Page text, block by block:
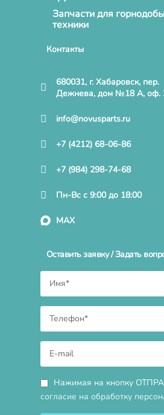
Запчасти для
техники
Контакты
680031, г. Хабаровск, пер.
Дежнева, дом №18 А, оф.
info@novusparts.ru
+7 (4212) 68-06-86
+7 (984) 298-74-68
Пн-Вс с 9:00 до 18:00
MAX
Оставить заявку / Задать
Нажимая на кнопку
согласие на обработку